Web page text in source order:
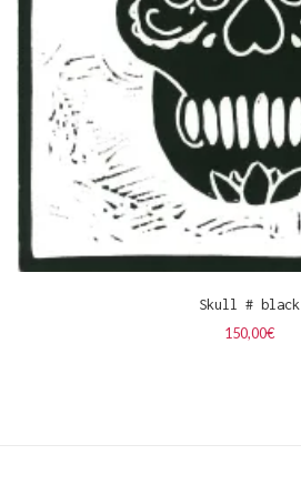
Skull # black
150,00€